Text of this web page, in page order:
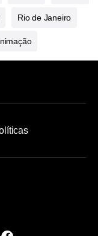
Rio de Janeiro